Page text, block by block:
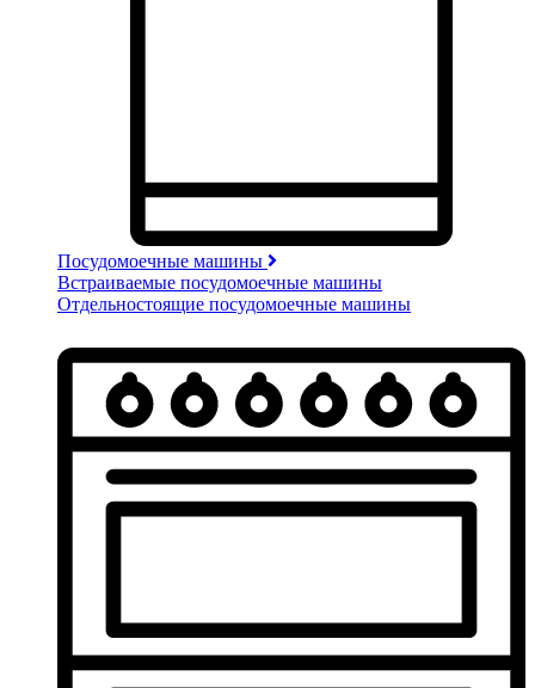
Посудомоечные машины
Встраиваемые посудомоечные машины
Отдельностоящие посудомоечные машины